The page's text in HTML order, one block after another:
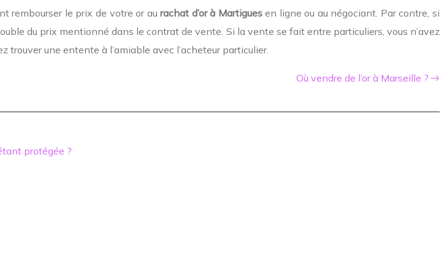
rembourser le prix de votre or aurachat d’or à Martiguesen ligne ou au négociant. Par contre, si
du prix mentionné dans le contrat de vente. Si la vente se fait entre particuliers, vous n’avez
une entente à l’amiable avec l’acheteur particulier.
Où vendre de l’or à Marseille ?
protégée ?